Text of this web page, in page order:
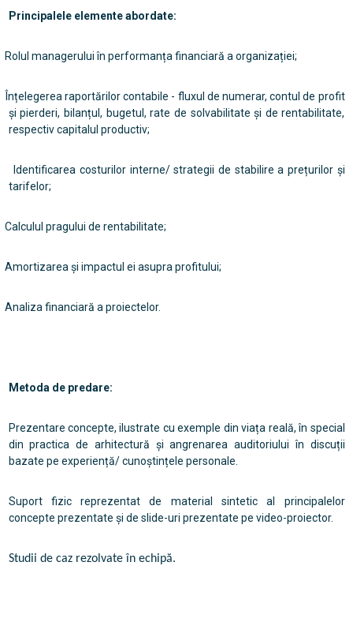
Principalele elemente abordate:
Rolul managerului în performanța financiară a organizației;
Înțelegerea raportărilor contabile - fluxul de numerar, contul de profit
și pierderi, bilanțul, bugetul, rate de solvabilitate și de rentabilitate,
respectiv capitalul productiv;
Identificarea costurilor interne/ strategii de stabilire a prețurilor și
tarifelor;
Calculul pragului de rentabilitate;
Amortizarea și impactul ei asupra profitului;
Analiza financiară a proiectelor.
Metoda de predare:
Prezentare concepte, ilustrate cu exemple din viața reală, în special
din practica de arhitectură și angrenarea auditoriului în discuții
bazate pe experiență/ cunoștințele personale.
Suport fizic reprezentat de material sintetic al principalelor
concepte prezentate și de slide-uri prezentate pe video-proiector.
Studii de caz rezolvate în echipă.